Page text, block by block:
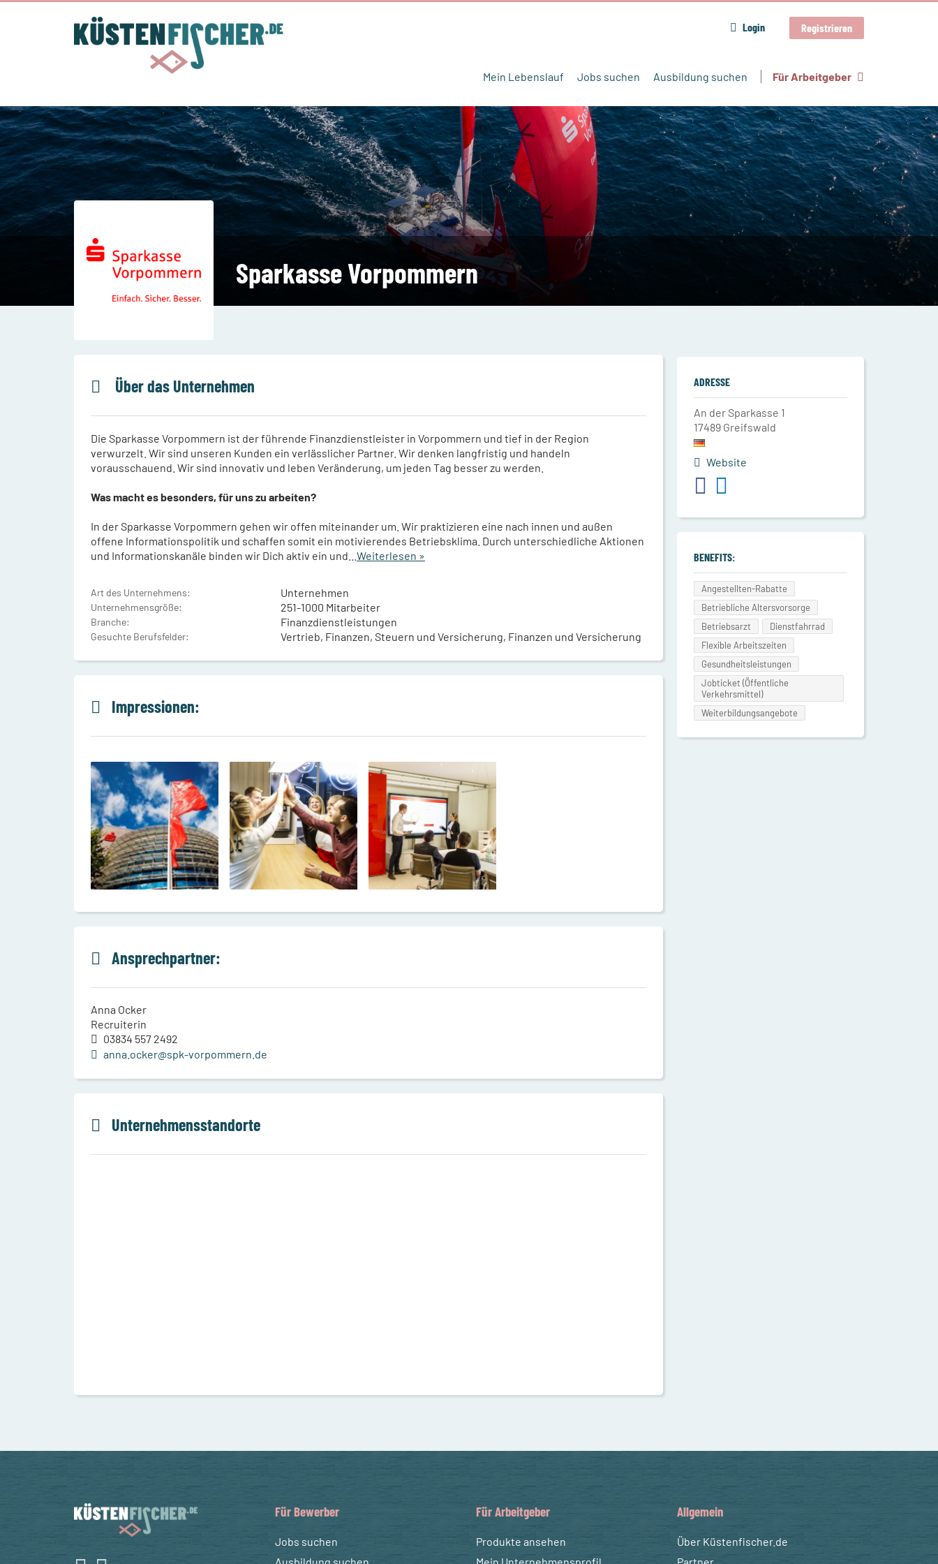
Login Registrieren
Mein Lebenslauf Jobs suchen Ausbildung suchen Für Arbeitgeber
Sparkasse Vorpommern
Über das Unternehmen
Die Sparkasse Vorpommern ist der führende Finanzdienstleister in Vorpommern und tief in der Region
verwurzelt. Wir sind unseren Kunden ein verlässlicher Partner. Wir denken langfristig und handeln
vorausschauend. Wir sind innovativ und leben Veränderung, um jeden Tag besser zu werden.
Was macht es besonders, für uns zu arbeiten?
In der Sparkasse Vorpommern gehen wir offen miteinander um. Wir praktizieren eine nach innen und außen
offene Informationspolitik und schaffen somit ein motivierendes Betriebsklima. Durch unterschiedliche Aktionen
und Informationskanäle binden wir Dich aktiv ein und
Weiterlesen »
Art des Unternehmens: Unternehmen
Unternehmensgröße: 251-1000 Mitarbeiter
Branche: Finanzdienstleistungen
Gesuchte Berufsfelder: Vertrieb, Finanzen, Steuern und Versicherung, Finanzen und Versicherung
Impressionen:
Ansprechpartner:
Anna Ocker
Recruiterin
03834 557 2492
anna.ocker@spk-vorpommern.de
Unternehmensstandorte
ADRESSE
An der Sparkasse 1
17489 Greifswald
Website
BENEFITS:
Angestellten-Rabatte
Betriebliche Altersvorsorge
Betriebsarzt
Dienstfahrrad
Flexible Arbeitszeiten
Gesundheitsleistungen
Jobticket (Öffentliche
Verkehrsmittel)
Weiterbildungsangebote
Für Bewerber
Jobs suchen
Ausbildung suchen
Für Arbeitgeber
Produkte ansehen
Mein Unternehmensprofil
Allgemein
Über Küstenfischer.de
Partner